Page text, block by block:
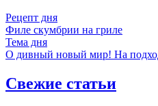
Рецепт дня
Филе скумбрии на гриле
Тема дня
О дивный новый мир! На
Свежие статьи